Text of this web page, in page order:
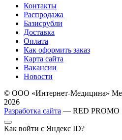
Контакты
Распродажа
Базисрубли
Доставка
Оплата
Как оформить заказ
Карта сайта
Вакансии
Новости
© ООО «Интернет-Медицина»
2026
Разработка сайта — RED PROMO
Как войти с Яндекс ID?